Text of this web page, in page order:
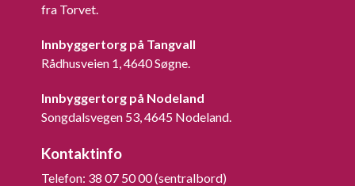
fra Torvet.
Innbyggertorg på Tangvall
Rådhusveien 1, 4640 Søgne.
Innbyggertorg på Nodeland
Songdalsvegen 53, 4645 Nodeland.
Kontaktinfo
Telefon: 38 07 50 00 (sentralbord)